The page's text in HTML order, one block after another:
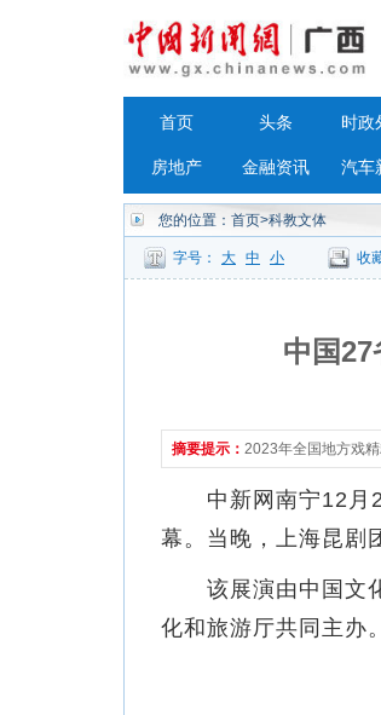
首页 头条 时政
房地产 金融资讯 汽车
您的位置： 首页>科教文体
字号： 大 中 小 收
中国
摘要提示： 2023年全国地方戏
中新网南宁12月2
幕。当晚，上海昆剧
该展演由中国文化
化和旅游厅共同主办。